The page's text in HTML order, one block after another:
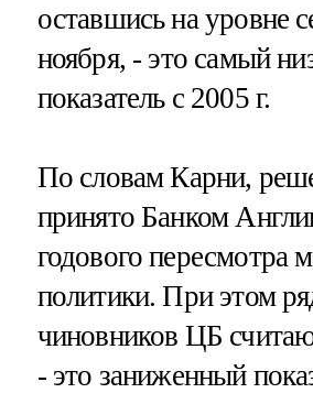
оставшись на уровне
ноября, - это самый
показатель с 2005 г.
По словам Карни,
принято Банком
годового пересмотра
политики. При этом
чиновников ЦБ
- это заниженный